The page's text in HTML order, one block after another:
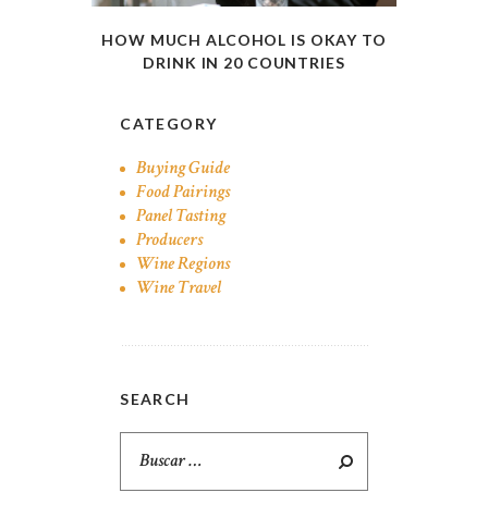
HOW MUCH ALCOHOL IS OKAY TO
DRINK IN 20 COUNTRIES
CATEGORY
Buying Guide
Food Pairings
Panel Tasting
Producers
Wine Regions
Wine Travel
SEARCH